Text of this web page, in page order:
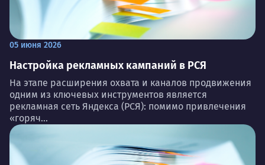
05 июня 2026
Настройка рекламных кампаний в РСЯ
На этапе расширения охвата и каналов продвижения
одним из ключевых инструментов является
рекламная сеть Яндекса (РСЯ): помимо привлечения
«горяч...